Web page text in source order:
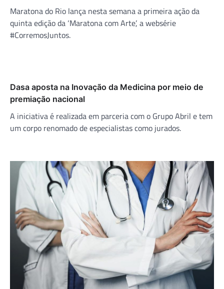
Maratona do Rio lança nesta semana a primeira ação da
quinta edição da ‘Maratona com Arte’, a websérie
#CorremosJuntos.
Dasa aposta na Inovação da Medicina por meio de
premiação nacional
A iniciativa é realizada em parceria com o Grupo Abril e tem
um corpo renomado de especialistas como jurados.